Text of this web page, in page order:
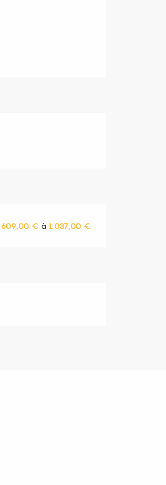
609,00 € à 1 037,00 €